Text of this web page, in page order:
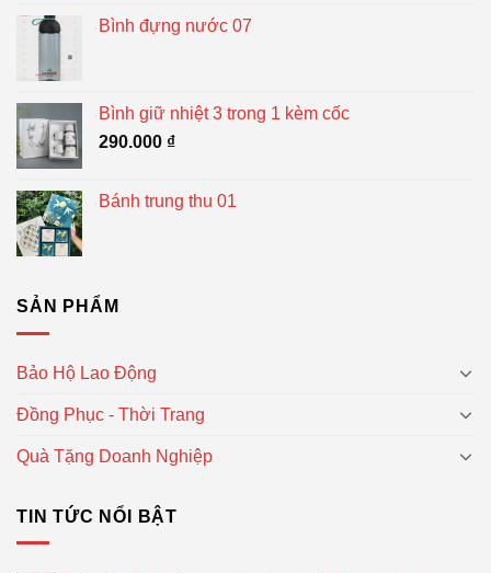
Bình đựng nước 07
Bình giữ nhiệt 3 trong 1 kèm cốc
290.000 ₫
Bánh trung thu 01
SẢN PHẨM
Bảo Hộ Lao Động
Đồng Phục - Thời Trang
Quà Tặng Doanh Nghiệp
TIN TỨC NỔI BẬT